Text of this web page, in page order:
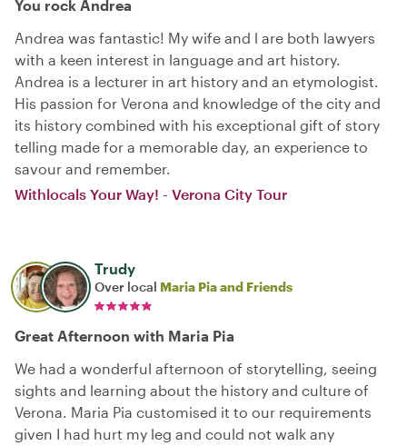
You rock Andrea
Andrea was fantastic! My wife and l are both lawyers
with a keen interest in language and art history.
Andrea is a lecturer in art history and an etymologist.
His passion for Verona and knowledge of the city and
its history combined with his exceptional gift of story
telling made for a memorable day, an experience to
savour and remember.
Withlocals Your Way! - Verona City Tour
Trudy
Over local Maria Pia and Friends
Great Afternoon with Maria Pia
We had a wonderful afternoon of storytelling, seeing
sights and learning about the history and culture of
Verona. Maria Pia customised it to our requirements
given I had hurt my leg and could not walk any